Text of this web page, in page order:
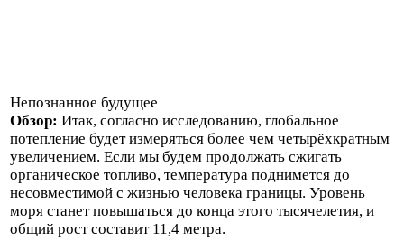
Непознанное будущее
Обзор: Итак, согласно исследованию, глобальное
потепление будет измеряться более чем четырёхкратным
увеличением. Если мы будем продолжать сжигать
органическое топливо, температура поднимется до
несовместимой с жизнью человека границы. Уровень
моря станет повышаться до конца этого тысячелетия, и
общий рост составит 11,4 метра.